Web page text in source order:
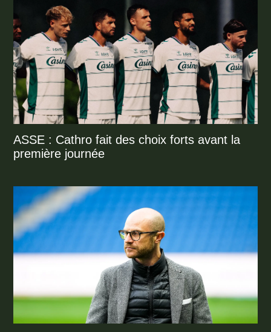
ASSE : Cathro fait des choix forts avant la
première journée